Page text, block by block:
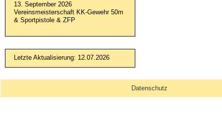
Datenschutz
Facebook
13. September 2026
Vereinsmeisterschaft KK-Gewehr 50m
& Sportpistole & ZFP
Letzte Aktualisierung: 12.07.2026